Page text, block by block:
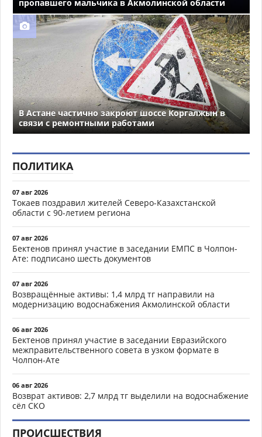
пропавшего мальчика в Акмолинской области
В Астане частично закроют шоссе Коргалжын в
связи с ремонтными работами
ПОЛИТИКА
07 авг 2026
Токаев поздравил жителей Северо-Казахстанской
области с 90-летием региона
07 авг 2026
Бектенов принял участие в заседании ЕМПС в Чолпон-
Ате: подписано шесть документов
07 авг 2026
Возвращённые активы: 1,4 млрд тг направили на
модернизацию водоснабжения Акмолинской области
06 авг 2026
Бектенов принял участие в заседании Евразийского
межправительственного совета в узком формате в
Чолпон-Ате
06 авг 2026
Возврат активов: 2,7 млрд тг выделили на водоснабжение
сёл СКО
ПРОИСШЕСТВИЯ